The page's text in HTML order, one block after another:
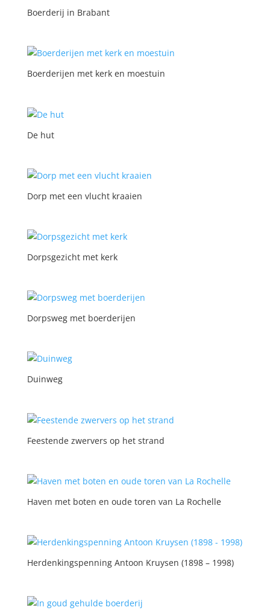
Boerderij in Brabant
Boerderijen met kerk en moestuin
De hut
Dorp met een vlucht kraaien
Dorpsgezicht met kerk
Dorpsweg met boerderijen
Duinweg
Feestende zwervers op het strand
Haven met boten en oude toren van La Rochelle
Herdenkingspenning Antoon Kruysen (1898 – 1998)